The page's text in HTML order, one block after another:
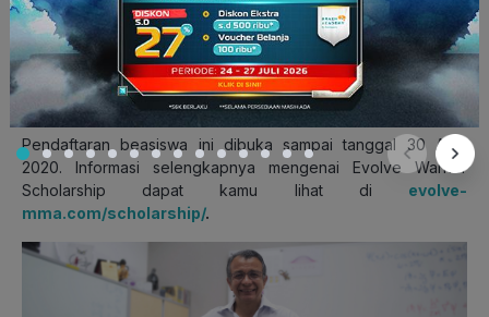
dengan menginformasikan detailnya saat pendaftaran.
Oh iya
apabila dinyatakan lolos seleksi, tapi kamu tidak diterima di
program studi atau universitas yang kamu pilih, maka
beasiswa ini dapat ditransfer ke program studi atau
universitas lain yang terakreditasi.
Pendaftaran beasiswa ini dibuka sampai tanggal 30 April
2020. Informasi selengkapnya mengenai Evolve Warrior
Scholarship dapat kamu lihat di evolve-
mma.com/scholarship/.